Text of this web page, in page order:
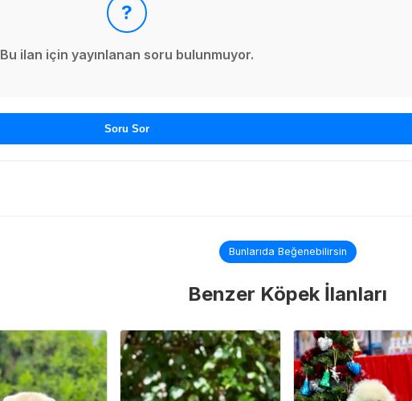
?
Bu ilan için yayınlanan soru bulunmuyor.
Soru Sor
Bunlarıda Beğenebilirsin
Benzer Köpek İlanları